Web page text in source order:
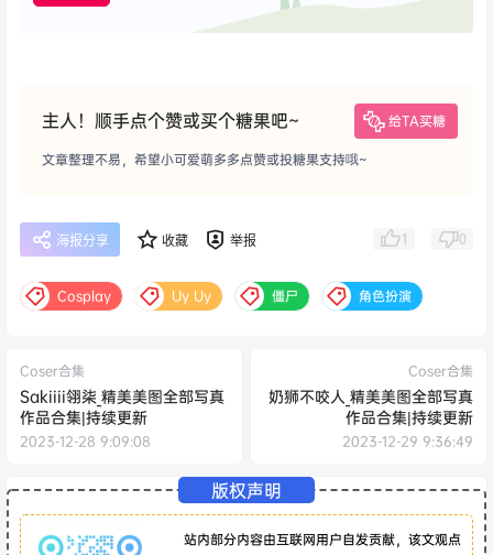
主人！顺手点个赞或买个糖果吧~ 给TA买糖
文章整理不易，希望小可爱萌多多点赞或投糖果支持哦~
海报分享 收藏 举报 1 0
Cosplay Uy Uy 僵尸 角色扮演
Coser合集
Sakiiii翎柒_精美美图全部写真
作品合集|持续更新
2023-12-28 9:09:08
Coser合集
奶狮不咬人_精美美图全部写真
作品合集|持续更新
2023-12-29 9:36:49
版权声明
站内部分内容由互联网用户自发贡献，该文观点